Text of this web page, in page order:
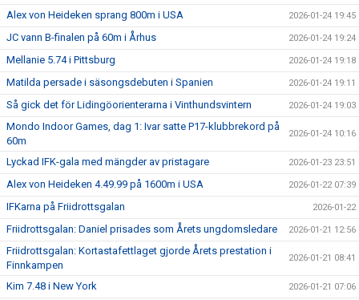
Alex von Heideken sprang 800m i USA 2026-01-24 19:45
JC vann B-finalen på 60m i Århus 2026-01-24 19:24
Mellanie 5.74 i Pittsburg 2026-01-24 19:18
Matilda persade i säsongsdebuten i Spanien 2026-01-24 19:11
Så gick det för Lidingöorienterarna i Vinthundsvintern 2026-01-24 19:03
Mondo Indoor Games, dag 1: Ivar satte P17-klubbrekord på
60m
2026-01-24 10:16
Lyckad IFK-gala med mängder av pristagare 2026-01-23 23:51
Alex von Heideken 4.49.99 på 1600m i USA 2026-01-22 07:39
IFKarna på Friidrottsgalan 2026-01-22
Friidrottsgalan: Daniel prisades som Årets ungdomsledare 2026-01-21 12:56
Friidrottsgalan: Kortastafettlaget gjorde Årets prestation i
Finnkampen
2026-01-21 08:41
Kim 7.48 i New York 2026-01-21 07:06